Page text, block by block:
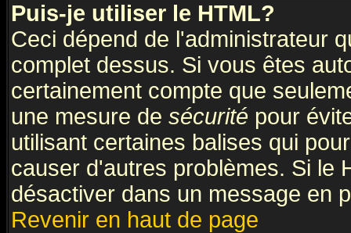
Puis-je utiliser le HTML?
Ceci dépend de l'administrateur
complet dessus. Si vous êtes
certainement compte que
une mesure de sécurité pour
utilisant certaines balises qui
causer d'autres problèmes. Si le
désactiver dans un message en
Revenir en haut de page